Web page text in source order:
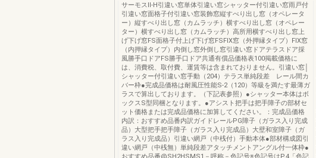
サーモスⅡ-H引違い窓単体引違い窓シャッター付引違い窓雨戸付
引違い窓面格子付引違い窓装飾窓縦すべり出し窓（オペレータ
ー）縦すべり出し窓（カムラッチ）横すべり出し窓（オペレー
ター）横すべり出し窓（カムラッチ）高所用横すべり出し窓上
げ下げ窓FS面格子付上げ下げ窓FSFIX窓（外押縁タイプ）FIX窓
（内押縁タイプ）内倒し窓外倒し窓引違い窓ドアテラスドア採
風勝手口ドアFS勝手口ドア共通有償品価格表100掲載価格に
は、消費税、取付費、運賃等は含まれておりません。引違い窓│
シャッター付引違い窓手動（204）テラス単純段差 レール間カ
バー枠●完成品価格は耐風圧性能S-2（120）等級を満たす最薄ガ
ラスで算出しております。（下記表参照）●シャッター本体はボ
ックスS型同梱となります。●アシスト把手は把手障子の部材セ
ット価格または完成品価格に加算してください。：完成品価格
内訳：おすすめ品番内訳ガイドレールPG障子（ガラス入り完成
品）大型把手把手障子（ガラス入り完成品）大壁和室障子（ガ
ラス入り完成品）引違い網戸（中桟付）手動本体●部材構成図引
違い網戸（中桟無）単純段差アタッチメントアングル付一体枠●
おすすめ品番@SH2HSMS1－呼称－色記号※色記号はP.4「色記